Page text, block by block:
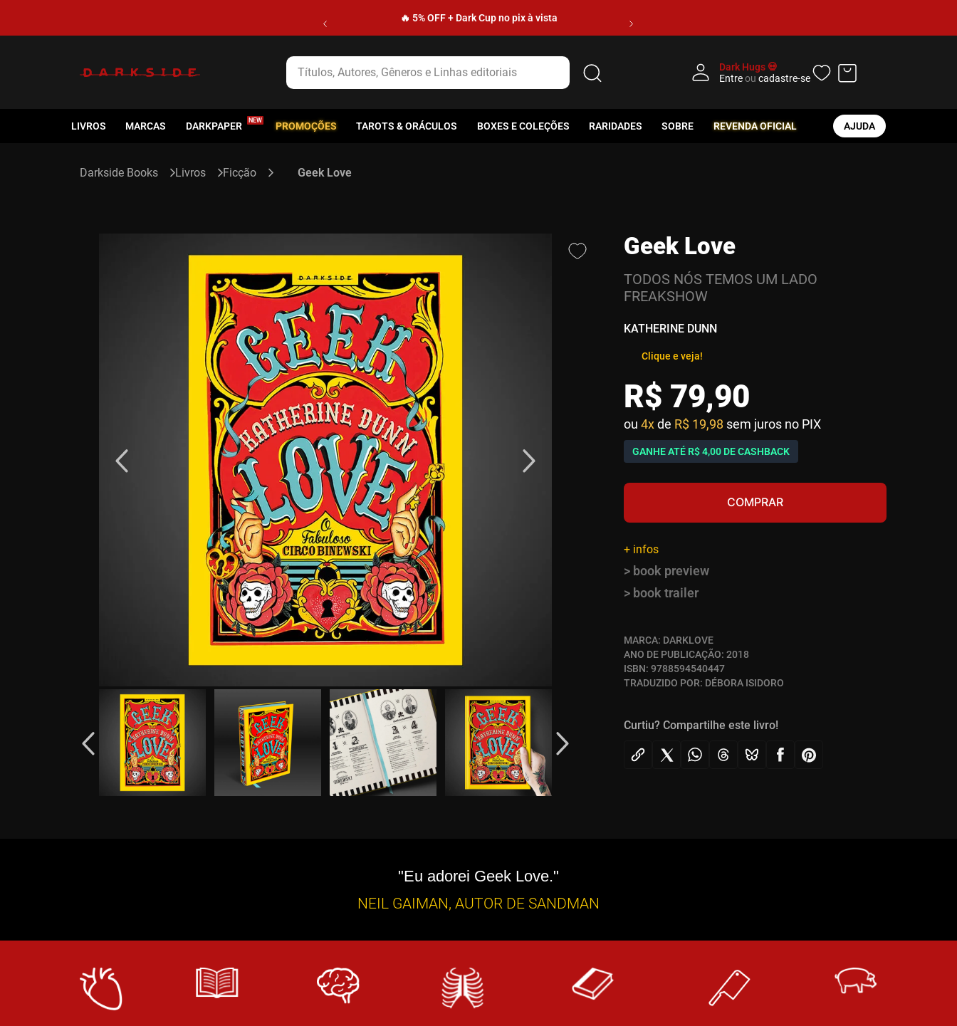
🔥 5% OFF + Dark Cup no pix à vista
Títulos, Autores, Gêneros e Linhas editoriais
Dark Hugs 💀
Entreou cadastre-se
LIVROS MARCAS DARKPAPER PROMOÇÕES TAROTS & ORÁCULOS BOXES E COLEÇÕES RARIDADES SOBRE REVENDA OFICIAL AJUDA
Livros Ficção Geek Love
Geek Love
TODOS NÓS TEMOS UM LADO
FREAKSHOW
KATHERINE DUNN
Clique e veja!
R$ 79,90
ou 4xde R$ 19,98 sem juros no PIX
GANHE ATÉ R$ 4,00 DE CASHBACK
COMPRAR
+ infos
> book preview
> book trailer
MARCA: DARKLOVE
ANO DE PUBLICAÇÃO: 2018
ISBN: 9788594540447
TRADUZIDO POR: DÉBORA ISIDORO
Curtiu? Compartilhe este livro!
"Eu adorei Geek Love."
NEIL GAIMAN, AUTOR DE SANDMAN